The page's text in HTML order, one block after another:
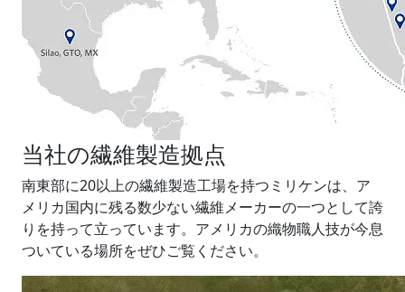
当社の繊維製造拠点
南東部に20以上の繊維製造工場を持つミリケンは、ア
メリカ国内に残る数少ない繊維メーカーの一つとして誇
りを持って立っています。アメリカの織物職人技が今息
ついている場所をぜひご覧ください。